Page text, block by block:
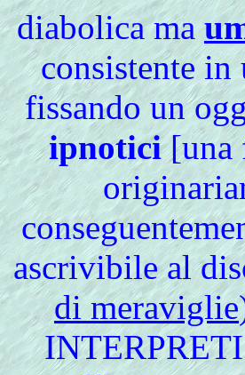
diabolica ma
consistente in
fissando un
ipnotici[una
ascrivibile al
di meraviglie